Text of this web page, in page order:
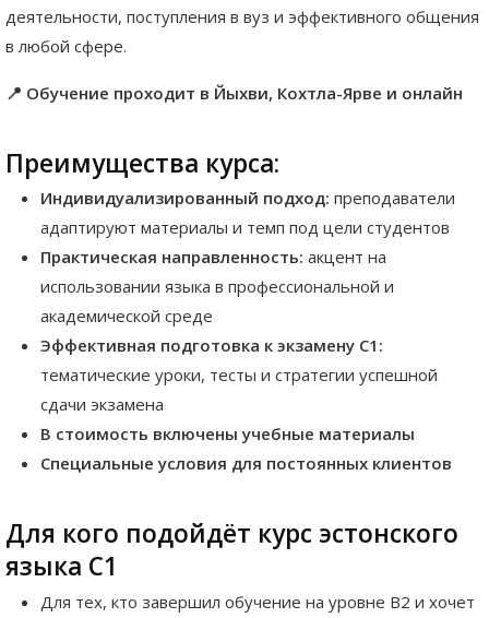
деятельности, поступления в вуз и эффективного общения
в любой сфере.
📍 Обучение проходит в Йыхви, Кохтла-Ярве и онлайн
Преимущества курса:
Индивидуализированный подход: преподаватели
адаптируют материалы и темп под цели студентов
Практическая направленность: акцент на
использовании языка в профессиональной и
академической среде
Эффективная подготовка к экзамену C1:
тематические уроки, тесты и стратегии успешной
сдачи экзамена
В стоимость включены учебные материалы
Специальные условия для постоянных клиентов
Для кого подойдёт курс эстонского
языка C1
Для тех, кто завершил обучение на уровне B2 и хочет